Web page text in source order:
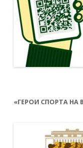
«ГЕРОИ СПОРТА НА